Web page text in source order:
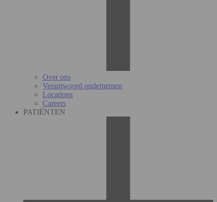
Over ons
Verantwoord ondernemen
Locations
Careers
PATIËNTEN